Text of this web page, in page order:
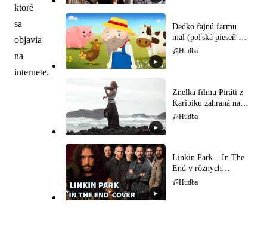
ktoré
sa
objavia
na
internete.
▶
Dedko fajnú farmu
mal (poľská pieseň pre
deti)
Hudba
▶
Znelka filmu Piráti z
Karibiku zahraná na
husliach
Hudba
▶
Linkin Park – In The
End v rôznych
hudobných štýloch
Hudba